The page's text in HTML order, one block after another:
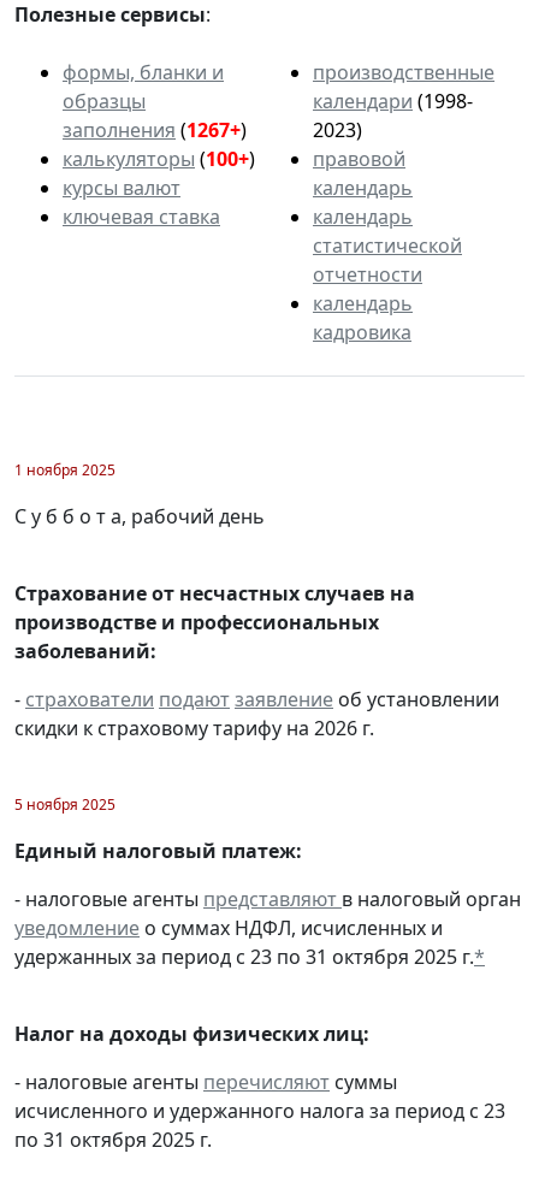
Полезные сервисы:
формы, бланки и
образцы
заполнения (1267+)
калькуляторы (100+)
курсы валют
ключевая ставка
производственные
календари (1998-
2023)
правовой
календарь
календарь
статистической
отчетности
календарь
кадровика
1 ноября 2025
С у б б о т а, рабочий день
Страхование от несчастных случаев на
производстве и профессиональных
заболеваний:
- страхователи подаютзаявление об установлении
скидки к страховому тарифу на 2026 г.
5 ноября 2025
Единый налоговый платеж:
- налоговые агенты представляют в налоговый орган
уведомление о суммах НДФЛ, исчисленных и
удержанных за период с 23 по 31 октября 2025 г.*
Налог на доходы физических лиц:
- налоговые агенты перечисляют суммы
исчисленного и удержанного налога за период с 23
по 31 октября 2025 г.